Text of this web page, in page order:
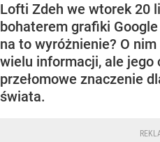
Lofti Zdeh we wtorek 20
bohaterem grafiki Google
na to wyróżnienie? O
wielu informacji, ale jego
przełomowe znaczenie
świata.